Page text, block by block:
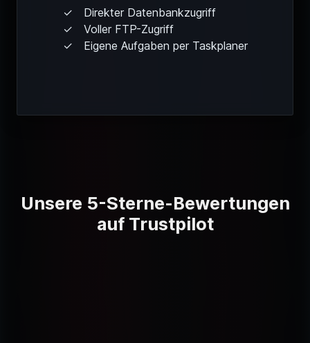
Direkter Datenbankzugriff
Voller FTP-Zugriff
Eigene Aufgaben per Taskplaner
Unsere 5-Sterne-Bewertungen
auf Trustpilot